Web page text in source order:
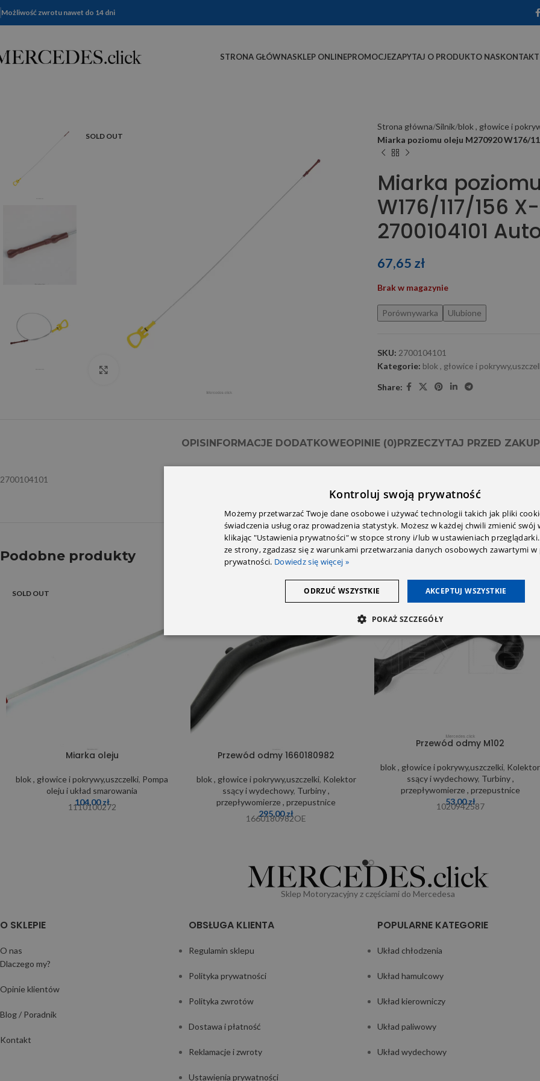
Możliwość zwrotu nawet do 14 dni
STRONA GŁÓWNASKLEP ONLINEPROMOCJEZAPYTAJ O PRODUKTO NASKONTAKT
SOLD OUT
Strona główna Silnik blok , głowice i
Miarka poziomu oleju M270920 W176/
Miarka
W176/117/156
2700104101
67,65 zł
Brak w magazynie
Porównywarka Ulubione
SKU: 2700104101
Kategorie: blok , głowice i
Share:
OPISINFORMACJE DODATKOWEOPINIE (0)PRZECZYTAJ PRZED
2700104101
Podobne produkty
SOLD OUT
Miarka oleju
blok , głowice i pokrywy,uszczelki, Pompa
oleju i układ smarowania
104,00zł
1110100272
Przewód odmy 1660180982
blok , głowice i pokrywy,uszczelki, Kolektor
ssący i wydechowy, Turbiny ,
przepływomierze , przepustnice
295,00zł
1660180982OE
Przewód odmy M102
blok , głowice i pokrywy,uszczelki, Kolektor
ssący i wydechowy, Turbiny ,
przepływomierze , przepustnice
53,00zł
1020942587
Sklep Motoryzacyjny z częściami do Mercedesa
O SKLEPIE
O nas
Dlaczego my?
Opinie klientów
Blog / Poradnik
Kontakt
OBSŁUGA KLIENTA
Regulamin sklepu
Polityka prywatności
Polityka zwrotów
Dostawa i płatność
Reklamacje i zwroty
Ustawienia prywatności
POPULARNE KATEGORIE
Układ chłodzenia
Układ hamulcowy
Układ kierowniczy
Układ paliwowy
Układ wydechowy
Kontroluj swoją prywatność
Możemy przetwarzać Twoje dane osobowe i używać technologii takich jak pliki
świadczenia usług oraz prowadzenia statystyk. Możesz w każdej chwili zmienić swój
klikając "Ustawienia prywatności" w stopce strony i/lub w ustawieniach
ze strony, zgadzasz się z warunkami przetwarzania danych osobowych zawartymi
prywatności. Dowiedz się więcej »
AKCEPTUJ WSZYSTKIE
ODRZUĆ WSZYSTKIE
POKAŻ SZCZEGÓŁY